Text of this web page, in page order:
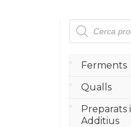
Products
search
Ferments
Qualls
Preparats i
Additius